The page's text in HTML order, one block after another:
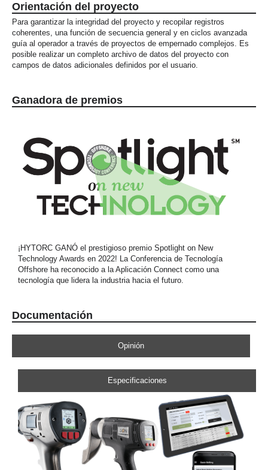
Orientación del proyecto
Para garantizar la integridad del proyecto y recopilar registros
coherentes, una función de secuencia general y en ciclos avanzada
guía al operador a través de proyectos de empernado complejos. Es
posible realizar un completo archivo de datos del proyecto con
campos de datos adicionales definidos por el usuario.
Ganadora de premios
¡HYTORC GANÓ el prestigioso premio Spotlight on New
Technology Awards en 2022! La Conferencia de Tecnología
Offshore ha reconocido a la Aplicación Connect como una
tecnología que lidera la industria hacia el futuro.
Documentación
Opinión
Especificaciones